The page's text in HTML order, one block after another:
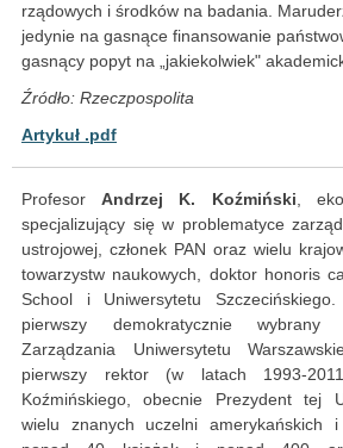
rządowych i środków na badania.
jedynie na gasnące finansowanie
gasnący popyt na „jakiekolwiek"
Źródło: Rzeczpospolita
Artykuł .pdf
ProfesorAndrzej K. Koźmiński,
specjalizujący się w problematyce
ustrojowej, członek PAN oraz wielu
towarzystw naukowych, doktor honoris
School i Uniwersytetu
pierwszy demokratycznie wybrany
Zarządzania Uniwersytetu
pierwszy rektor (w latach 1993-
Koźmińskiego, obecnie Prezydent tej
wielu znanych uczelni amerykańskich